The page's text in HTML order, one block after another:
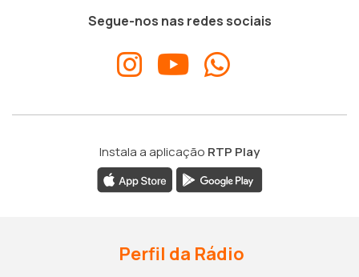
Segue-nos nas redes sociais
Instala a aplicação RTP Play
Perfil da Rádio